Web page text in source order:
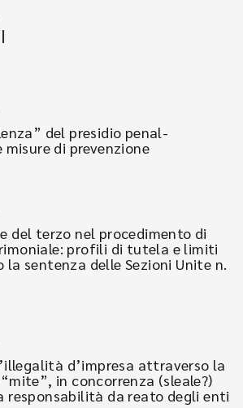
del presidio penal-
di prevenzione
del terzo nel procedimento di
profili di tutela e limiti
la sentenza delle Sezioni Unite n.
d’impresa attraverso la
in concorrenza (sleale?)
responsabilità da reato degli enti